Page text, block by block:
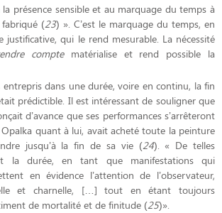
la présence sensible et au marquage du temps à
fabriqué (23) ». C’est le marquage du temps, en
justificative, qui le rend mesurable. La nécessité
comptematérialise et rend possible la
entrepris dans une durée, voire en continu, la fin
prédictible. Il est intéressant de souligner que
d’avance que ses performances s’arrêteront
quant à lui, avait acheté toute la peinture
jusqu’à la fin de sa vie (24). « De telles
la durée, en tant que manifestations qui
en évidence l’attention de l’observateur,
et charnelle, […] tout en étant toujours
de mortalité et de finitude (25)».